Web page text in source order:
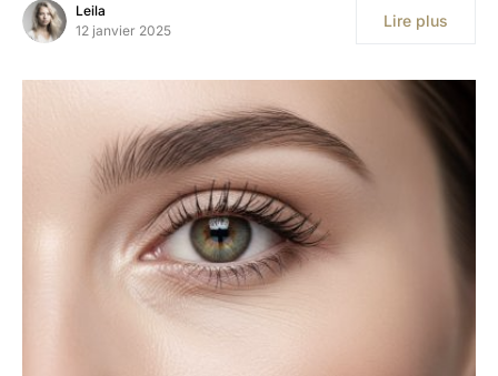
Leila
12 janvier 2025
Lire plus